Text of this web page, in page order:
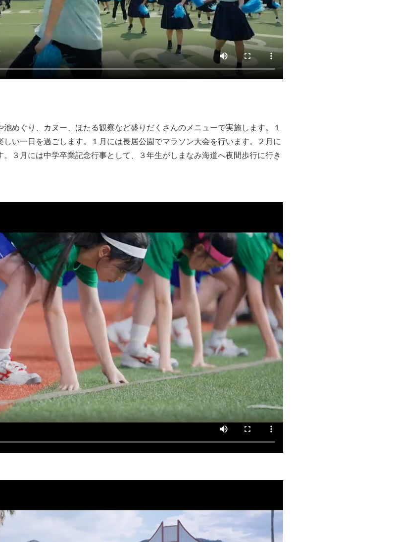
めぐり、カヌー、ほたる観察など盛りだくさんのメニューで実施します。１
い一日を過ごします。１月には長居公園でマラソン大会を行います。２月に
３月には中学卒業記念行事として、３年生がしまなみ海道へ夜間歩行に行き